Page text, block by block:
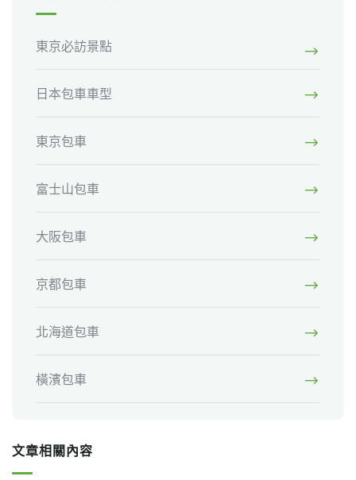
東京必訪景點
日本包車車型
東京包車
富士山包車
大阪包車
京都包車
北海道包車
橫濱包車
文章相關內容